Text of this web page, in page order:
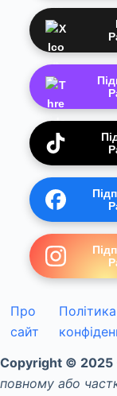
Про
сайт
Політика
Copyright © 2025
повному або